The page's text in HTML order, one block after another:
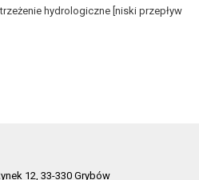
hydrologiczne [niski przepływ
12, 33-330 Grybów